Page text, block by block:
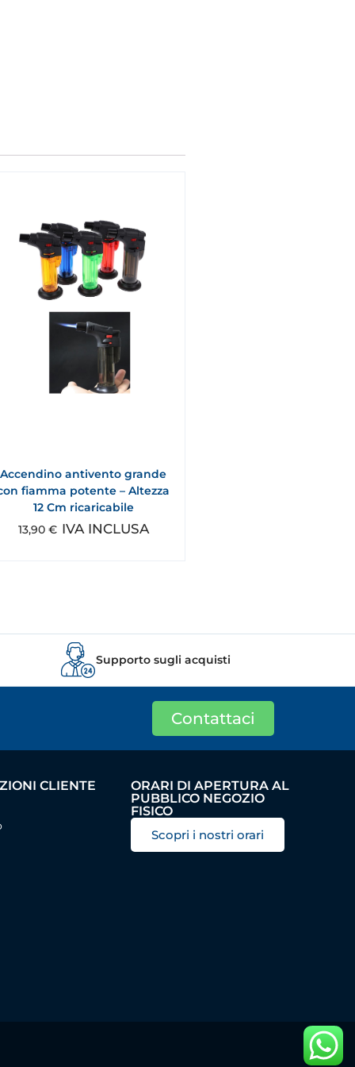
Accendino antivento grande
fiamma potente – Altezza
12 Cm ricaricabile
13,90 € IVA INCLUSA
Supporto sugli acquisti
Contattaci
CLIENTE
ORARI DI APERTURA AL
PUBBLICO NEGOZIO
FISICO
Scopri i nostri orari